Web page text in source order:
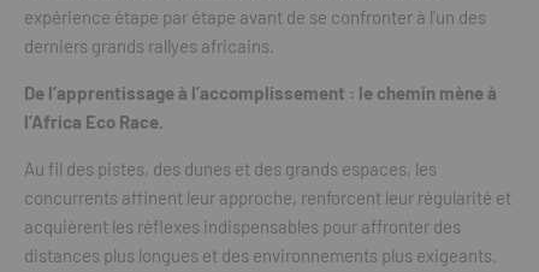
expérience étape par étape avant de se confronter à l’un des
derniers grands rallyes africains.
De l’apprentissage à l’accomplissement : le chemin mène à
l’Africa Eco Race.
Au fil des pistes, des dunes et des grands espaces, les
concurrents affinent leur approche, renforcent leur régularité et
acquièrent les réflexes indispensables pour affronter des
distances plus longues et des environnements plus exigeants.